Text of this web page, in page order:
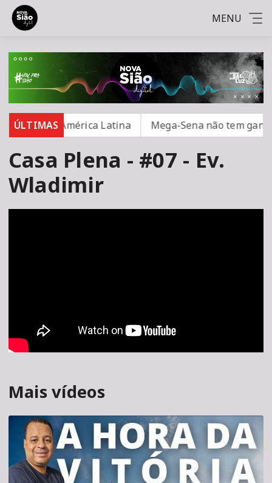
MENU
ÚLTIMAS
na América Latina Mega-Sena não tem
Casa Plena - #07 - Ev.
Wladimir
Mais vídeos